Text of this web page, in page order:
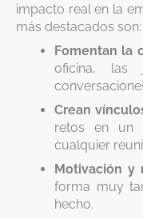
impacto real en la
más destacados son:
Fomentan la
oficina, las
Crean
retos en un
cualquier
Motivación y
forma muy
hecho.